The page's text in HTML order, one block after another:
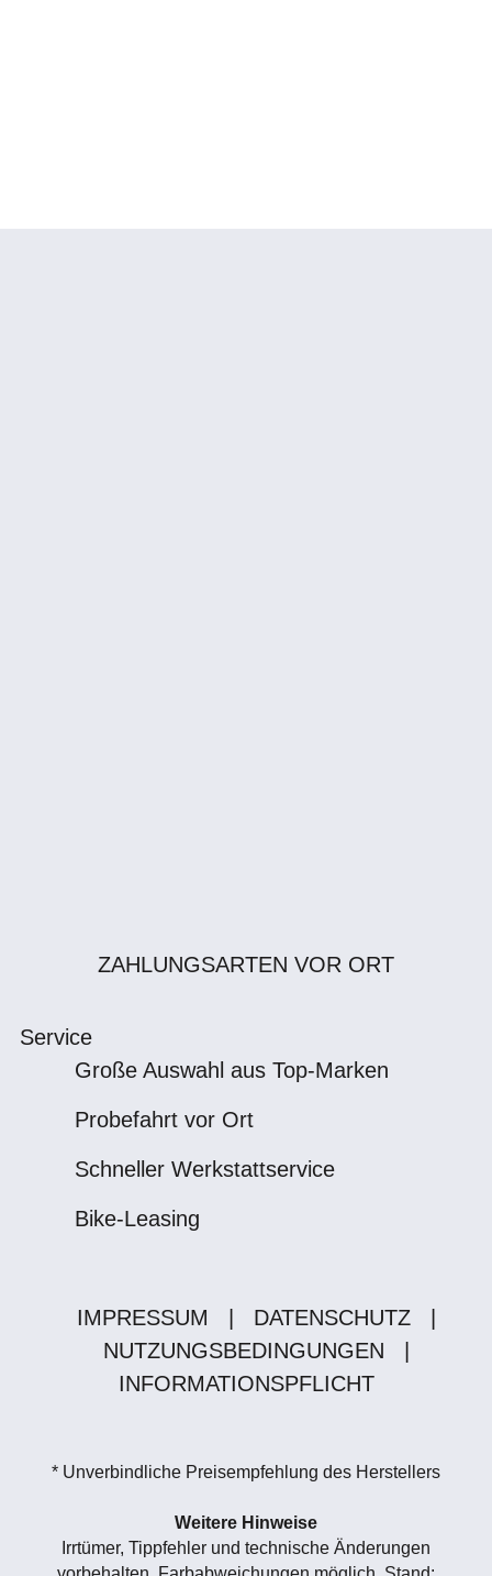
ZAHLUNGSARTEN VOR ORT
Service
Große Auswahl aus Top-Marken
Probefahrt vor Ort
Schneller Werkstattservice
Bike-Leasing
IMPRESSUM DATENSCHUTZ
NUTZUNGSBEDINGUNGEN
INFORMATIONSPFLICHT
* Unverbindliche Preisempfehlung des Herstellers
Weitere Hinweise
Irrtümer, Tippfehler und technische Änderungen